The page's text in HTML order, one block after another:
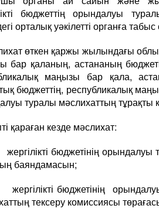
бюджеттің орындалуы
орталық уәкілетті органға табыс
өткен қаржы жылындағы
бар қаланың, астананың
маңызы бар қала,
бюджеттің, республикалық
туралы мәслихаттың тұрақты
қараған кезде мәслихат:
бюджетінің орындалуы
баяндамасын;
бюджетінің
тексеру комиссиясы